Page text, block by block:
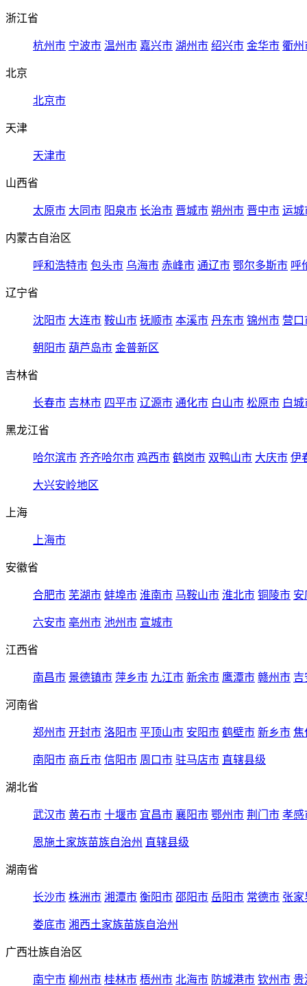
浙江省
杭州市 宁波市 温州市 嘉兴市 湖州市 绍兴市 金华市 衢州
北京
北京市
天津
天津市
山西省
太原市 大同市 阳泉市 长治市 晋城市 朔州市 晋中市 运城
内蒙古自治区
呼和浩特市 包头市 乌海市 赤峰市 通辽市 鄂尔多斯市 呼
辽宁省
沈阳市 大连市 鞍山市 抚顺市 本溪市 丹东市 锦州市 营口
朝阳市 葫芦岛市 金普新区
吉林省
长春市 吉林市 四平市 辽源市 通化市 白山市 松原市 白城
黑龙江省
哈尔滨市 齐齐哈尔市 鸡西市 鹤岗市 双鸭山市 大庆市 伊
大兴安岭地区
上海
上海市
安徽省
合肥市 芜湖市 蚌埠市 淮南市 马鞍山市 淮北市 铜陵市 安
六安市 亳州市 池州市 宣城市
江西省
南昌市 景德镇市 萍乡市 九江市 新余市 鹰潭市 赣州市 吉
河南省
郑州市 开封市 洛阳市 平顶山市 安阳市 鹤壁市 新乡市 焦
南阳市 商丘市 信阳市 周口市 驻马店市 直辖县级
湖北省
武汉市 黄石市 十堰市 宜昌市 襄阳市 鄂州市 荆门市 孝感
恩施土家族苗族自治州 直辖县级
湖南省
长沙市 株洲市 湘潭市 衡阳市 邵阳市 岳阳市 常德市 张家
娄底市 湘西土家族苗族自治州
广西壮族自治区
南宁市 柳州市 桂林市 梧州市 北海市 防城港市 钦州市 贵